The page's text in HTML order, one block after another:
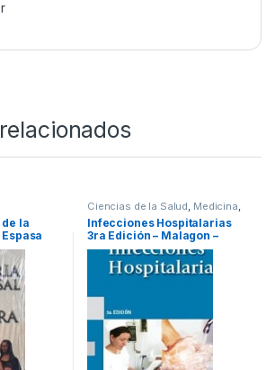
la
Ciencias de la Salud, Medicina,
Profesionales y tecnicos
Infecciones Hospitalarias
3ra Edición – Malagon –
Panamericana